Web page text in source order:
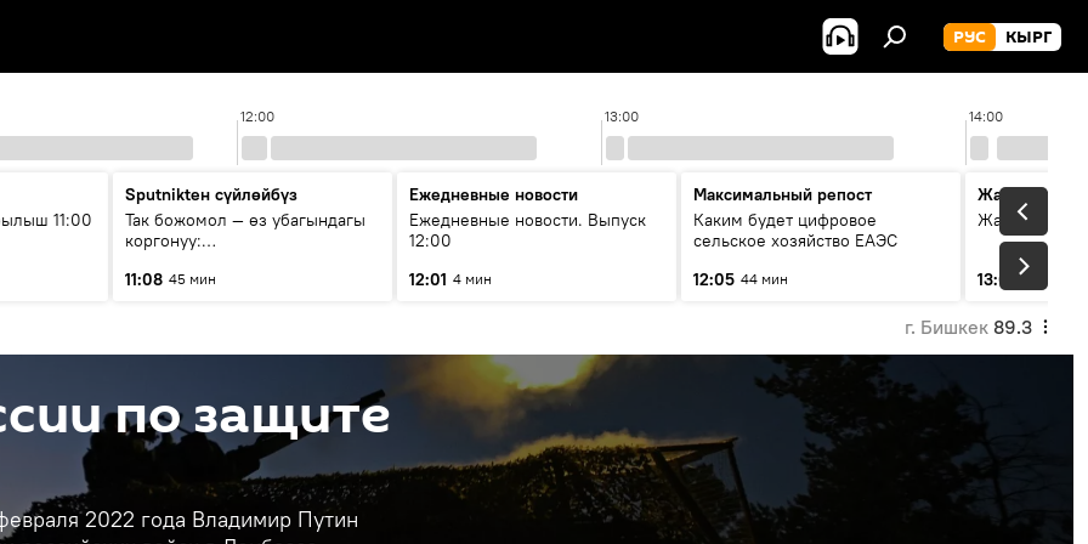
РУС КЫРГ
12:00 13:00 14:00
11:00
Sputnikteн сүйлөйбүз
Так божомол — өз убагындагы
коргонуу:
кантип өркүндөтүлүүдө
11:08 45 мин
Ежедневные новости
Ежедневные новости. Выпуск
12:00
12:01 4 мин
Максимальный репост
Каким будет цифровое
сельское хозяйство ЕАЭС
12:05 44 мин
Жаңылыктар
13:01 3 мин
г. Бишкек 89.3
по защите
2022 года Владимир Путин